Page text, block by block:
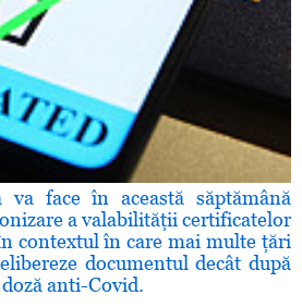
va face în această săptămână
a valabilităţii certificatelor
contextul în care mai multe ţări
documentul decât după
anti-Covid.